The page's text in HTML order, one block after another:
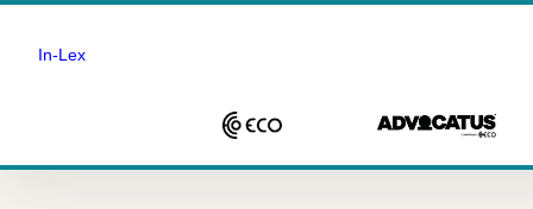
Saltar
In-Lex